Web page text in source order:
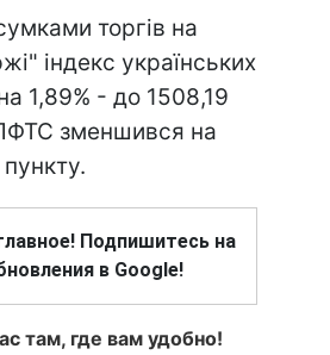
торгів на
індекс українських
1,89% - до 1508,19
зменшився на
Подпишитесь на
в Google!
там, где вам удобно!